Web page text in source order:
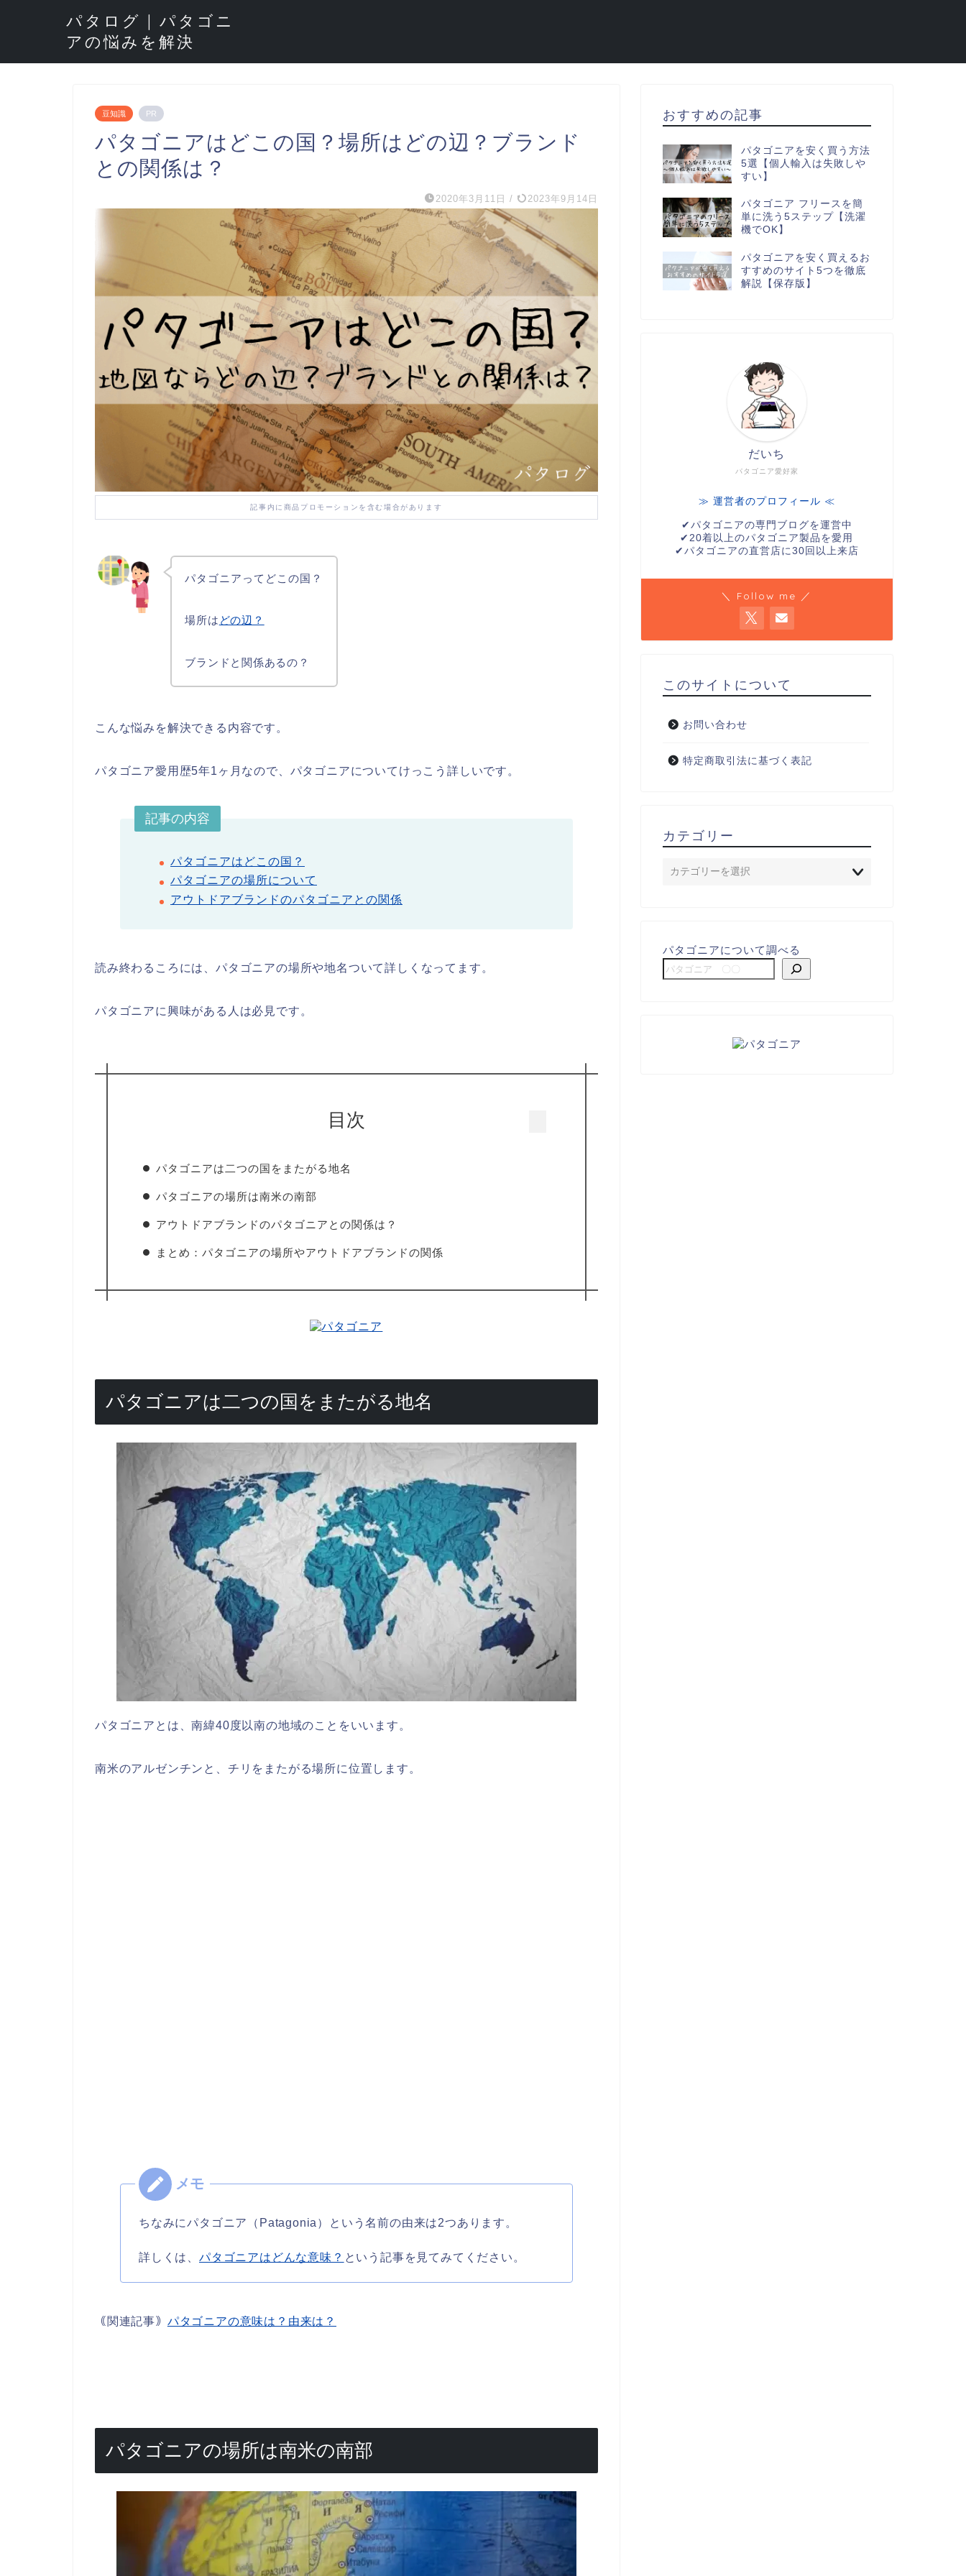
パタログ | パタゴニ
アの悩みを解決
豆知識 PR
パタゴニアはどこの国？場所はどの辺？ブランド
との関係は？
2020年3月11日 / 2023年9月14日
記事内に商品プロモーションを含む場合があります
パタゴニアってどこの国？
場所は どの辺？
ブランドと関係あるの？
こんな悩みを解決できる内容です。
パタゴニア愛用歴5年1ヶ月なので、パタゴニアについてけっこう詳しいです。
記事の内容
パタゴニアはどこの国？
パタゴニアの場所について
アウトドアブランドのパタゴニアとの関係
読み終わるころには、パタゴニアの場所や地名ついて詳しくなってます。
パタゴニアに興味がある人は必見です。
目次
パタゴニアは二つの国をまたがる地名
パタゴニアの場所は南米の南部
アウトドアブランドのパタゴニアとの関係は？
まとめ：パタゴニアの場所やアウトドアブランドの関係
パタゴニアは二つの国をまたがる地名
パタゴニアとは、南緯40度以南の地域のことをいいます。
南米のアルゼンチンと、チリをまたがる場所に位置します。
ちなみにパタゴニア（Patagonia）という名前の由来は2つあります。
詳しくは、 パタゴニアはどんな意味？ という記事を見てみてください。
｟関連記事｠ パタゴニアの意味は？由来は？
パタゴニアの場所は南米の南部
おすすめの記事
パタゴニアを安く買う方法
5選【個人輸入は失敗しや
すい】
パタゴニア フリースを簡
単に洗う5ステップ【洗濯
機でOK】
パタゴニアを安く買えるお
すすめのサイト5つを徹底
解説【保存版】
パタゴニア愛好家
だいち
≫ 運営者のプロフィール ≪
✔︎パタゴニアの専門ブログを運営中
✔︎20着以上のパタゴニア製品を愛用
✔︎パタゴニアの直営店に30回以上来店
＼ Follow me ／
このサイトについて
お問い合わせ
特定商取引法に基づく表記
カテゴリー
パタゴニアについて調べる